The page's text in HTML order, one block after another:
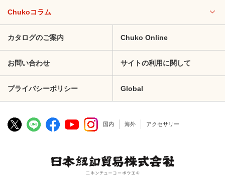
Chukoコラム
カタログのご案内 Chuko Online
お問い合わせ サイトの利用に関して
プライバシーポリシー Global
国内 海外 アクセサリー